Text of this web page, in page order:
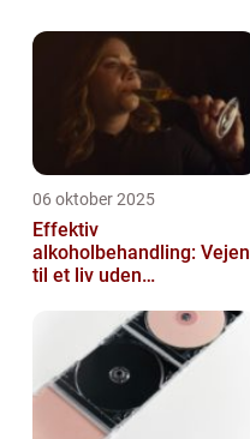
06 oktober 2025
Effektiv
alkoholbehandling: Vejen
til et liv uden